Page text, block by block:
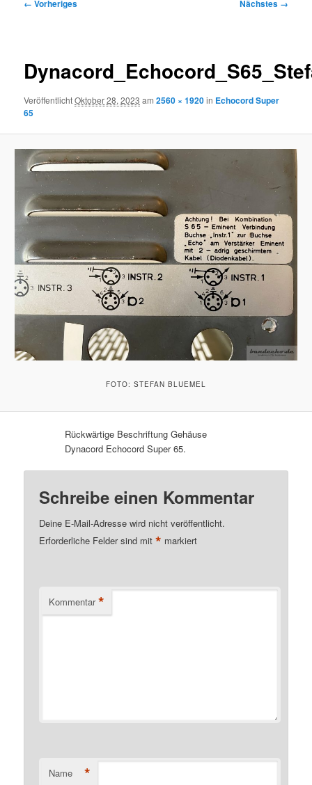
← Vorheriges Nächstes →
VeröffentlichtOktober 28, 2023 am2560 × 1920in Echocord Super
65
FOTO: STEFAN BLUEMEL
Rückwärtige Beschriftung Gehäuse
Dynacord Echocord Super 65.
Schreibe einen Kommentar
Deine E-Mail-Adresse wird nicht veröffentlicht.
Erforderliche Felder sind mit* markiert
Kommentar *
Name *